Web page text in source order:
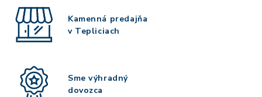
Kamenná predajňa
v Tepliciach
Sme výhradný
dovozca